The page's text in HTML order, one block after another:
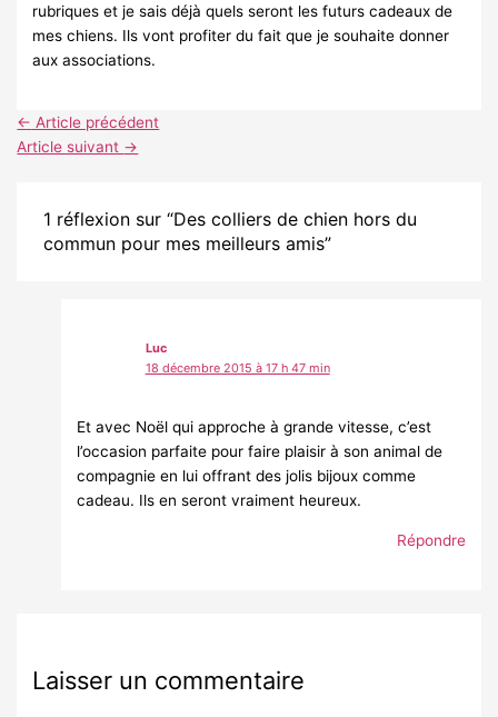
rubriques et je sais déjà quels seront les futurs cadeaux de
mes chiens. Ils vont profiter du fait que je souhaite donner
aux associations.
← Article précédent
Article suivant →
1 réflexion sur “Des colliers de chien hors du
commun pour mes meilleurs amis”
Luc
18 décembre 2015 à 17 h 47 min
Et avec Noël qui approche à grande vitesse, c’est
l’occasion parfaite pour faire plaisir à son animal de
compagnie en lui offrant des jolis bijoux comme
cadeau. Ils en seront vraiment heureux.
Répondre
Laisser un commentaire